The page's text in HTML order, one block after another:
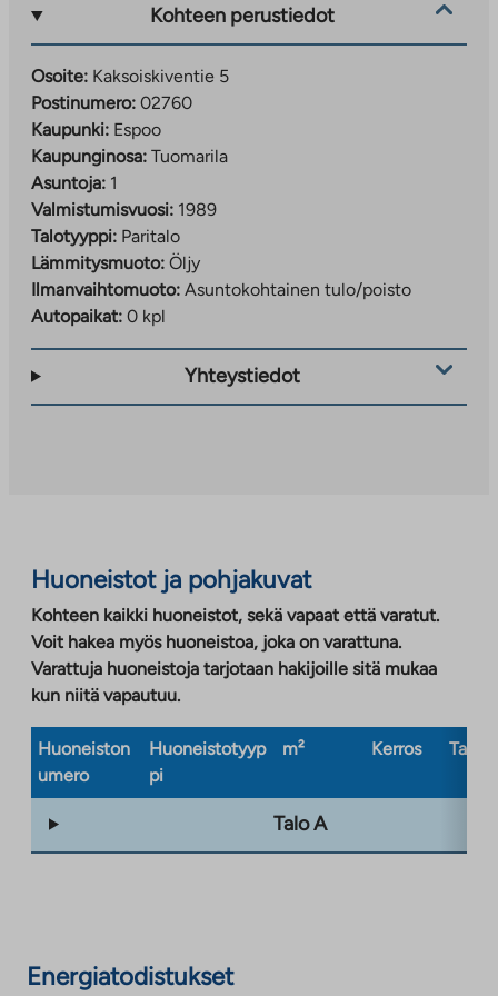
Kohteen perustiedot
Osoite: Kaksoiskiventie 5
Postinumero: 02760
Kaupunki: Espoo
Kaupunginosa: Tuomarila
Asuntoja: 1
Valmistumisvuosi: 1989
Talotyyppi: Paritalo
Lämmitysmuoto: Öljy
Ilmanvaihtomuoto: Asuntokohtainen tulo/poisto
Autopaikat: 0 kpl
Yhteystiedot
Huoneistot ja pohjakuvat
Kohteen kaikki huoneistot, sekä vapaat että varatut.
Voit hakea myös huoneistoa, joka on varattuna.
Varattuja huoneistoja tarjotaan hakijoille sitä mukaa
kun niitä vapautuu.
Huoneiston
umero
Huoneistotyyp
pi
m² Kerros
Talo A
Energiatodistukset